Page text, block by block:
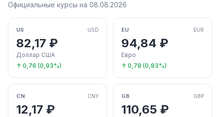
Официальные курсы на 08.08.2026
US USD
82,17 ₽
Доллар США
↑ 0,76 (0,93%)
EU EUR
94,84 ₽
Евро
↑ 0,78 (0,83%)
CN CNY
12,17 ₽
GB GBP
110,65 ₽